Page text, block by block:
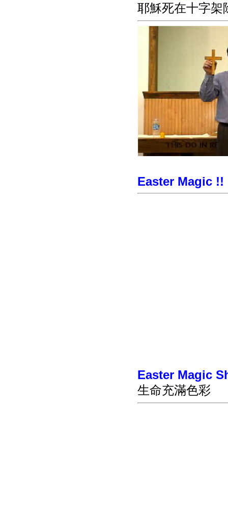
耶穌死在十字架
Easter Magic !!
Easter Magic
生命充滿色彩